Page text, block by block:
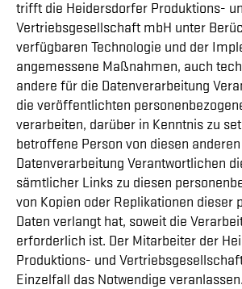
trifft die Heidersdorfer Produktions-
Vertriebsgesellschaft mbH unter
verfügbaren Technologie und der
angemessene Maßnahmen, auch
andere für die Datenverarbeitung
die veröffentlichten
verarbeiten, darüber in Kenntnis zu
betroffene Person von diesen
Datenverarbeitung Verantwortlichen
sämtlicher Links zu diesen
von Kopien oder Replikationen dieser
Daten verlangt hat, soweit die
erforderlich ist. Der Mitarbeiter der
Produktions- und
Einzelfall das Notwendige veranlassen.